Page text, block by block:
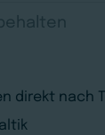
direkt nach